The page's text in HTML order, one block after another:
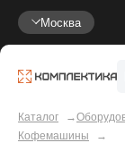
Москва
Каталог
Кофемашины